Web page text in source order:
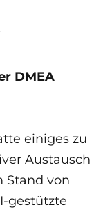
DMEA
einiges zu
Austausch
Stand von
gestützte